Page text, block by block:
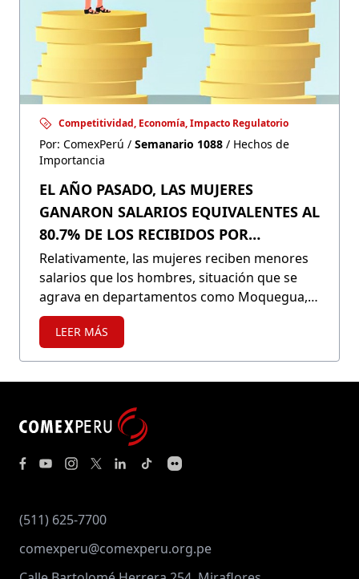
Competitividad, Economía, Impacto Regulatorio
Por: ComexPerú / Semanario 1088 / Hechos de
Importancia
EL AÑO PASADO, LAS MUJERES
GANARON SALARIOS EQUIVALENTES AL
80.7% DE LOS RECIBIDOS POR
HOMBRES
Relativamente, las mujeres reciben menores
salarios que los hombres, situación que se
agrava en departamentos como Moquegua,
donde en ocasiones reciben, en promedio,
casi la mitad de los salarios masculinos. Para
incluyendo emparejar la cantidad de años
promedios de educación a nivel nacional, la
cual suele ser menor para ellas.
LEER MÁS
(511) 625-7700
comexperu@comexperu.org.pe